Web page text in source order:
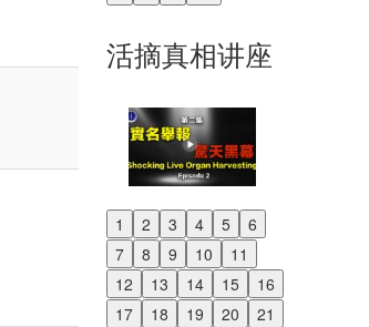
活摘真相讲座
1 2 3 4 5
6
7
8 9 10
11
12
13 14 15
16
17
18 19 20
21
Previous
Next